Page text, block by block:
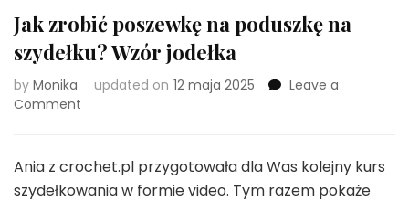
Jak zrobić poszewkę na poduszkę na
szydełku? Wzór jodełka
by Monika updated on 12 maja 2025
Leave a
Comment
poszewkę
Ania z crochet.pl przygotowała dla Was kolejny kurs
szydełkowania w formie video. Tym razem pokaże